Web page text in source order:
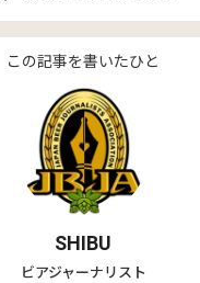
この記事を書いたひと
SHIBU
ビアジャーナリスト